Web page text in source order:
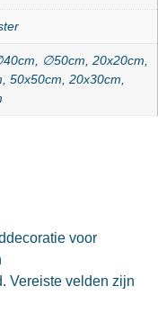
∅50cm, 20x20cm,
50x50cm, 20x30cm,
voor
Vereiste velden zijn